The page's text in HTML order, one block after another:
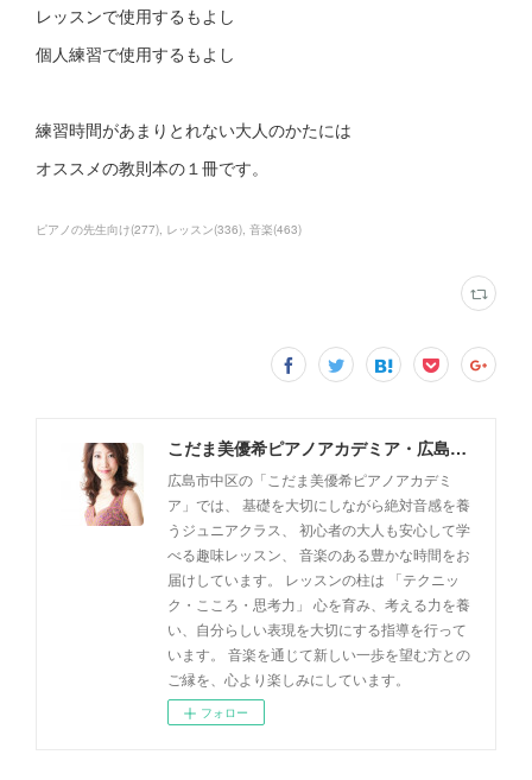
レッスンで使用するもよし
個人練習で使用するもよし
練習時間があまりとれない大人のかたには
オススメの教則本の１冊です。
ピアノの先生向け(277) レッスン(336) 音楽(463)
こだま美優希ピアノアカデミア・広島市中区
広島市中区の「こだま美優希ピアノアカデミ
ア」では、 基礎を大切にしながら絶対音感を養
うジュニアクラス、 初心者の大人も安心して学
べる趣味レッスン、 音楽のある豊かな時間をお
届けしています。 レッスンの柱は 「テクニッ
ク・こころ・思考力」 心を育み、考える力を養
い、自分らしい表現を大切にする指導を行って
います。 音楽を通じて新しい一歩を望む方との
ご縁を、心より楽しみにしています。
フォロー